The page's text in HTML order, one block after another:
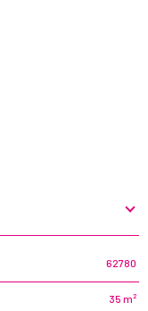
62780
35 m²